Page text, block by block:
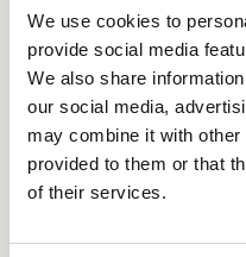
We use cookies to
provide social media
We also share
our social media,
may combine it with other
provided to them or that
of their services.
CRIBA401